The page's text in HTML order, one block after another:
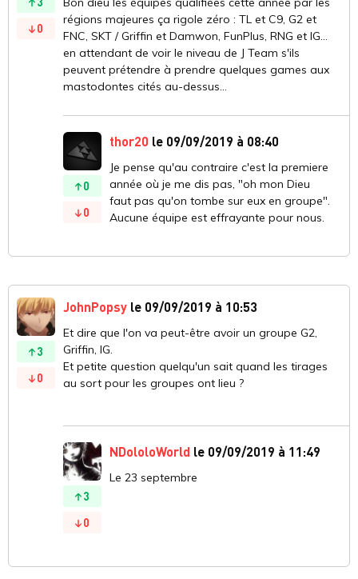
0
régions majeures ça rigole zéro : TL et C9, G2 et
FNC, SKT / Griffin et Damwon, FunPlus, RNG et IG...
en attendant de voir le niveau de J Team s'ils
peuvent prétendre à prendre quelques games aux
mastodontes cités au-dessus...
0
0
thor20 le 09/09/2019 à 08:40
Je pense qu'au contraire c'est la premiere
année où je me dis pas, "oh mon Dieu
faut pas qu'on tombe sur eux en groupe".
Aucune équipe est effrayante pour nous.
3
0
JohnPopsy le 09/09/2019 à 10:53
Et dire que l'on va peut-être avoir un groupe G2,
Griffin, IG.
Et petite question quelqu'un sait quand les tirages
au sort pour les groupes ont lieu ?
3
0
NDololoWorld le 09/09/2019 à 11:49
Le 23 septembre